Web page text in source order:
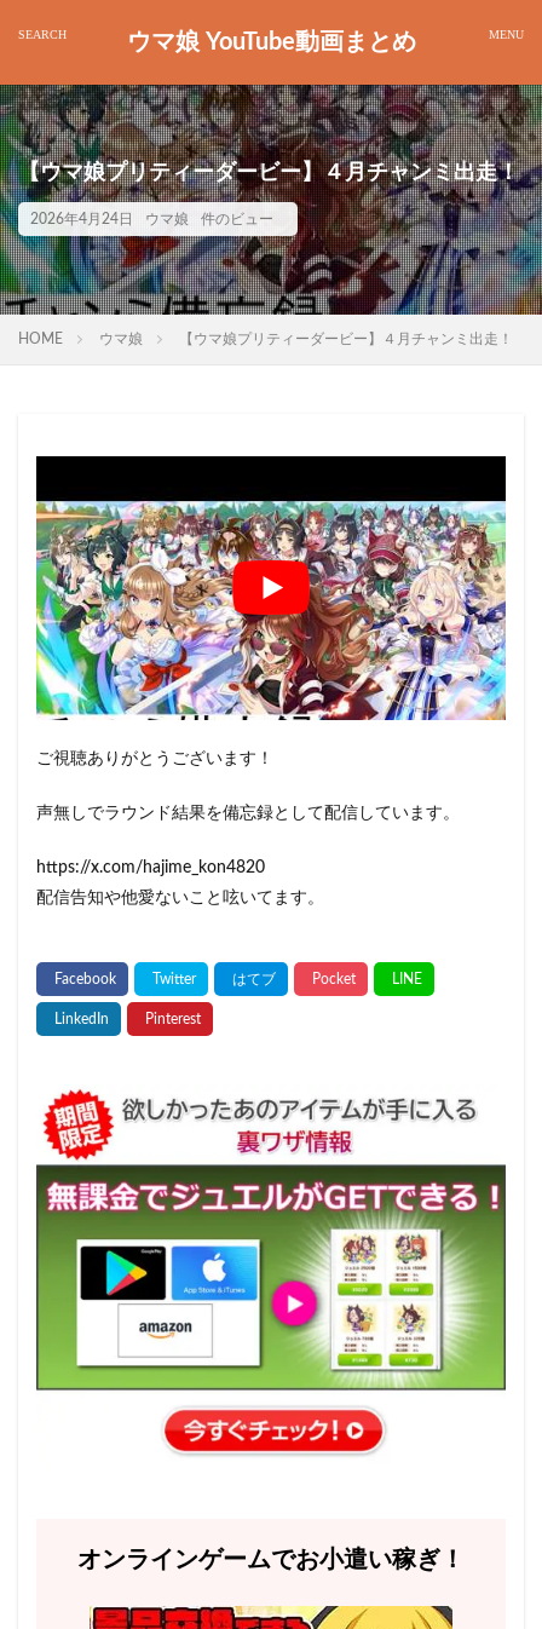
ウマ娘 YouTube動画まとめ
【ウマ娘プリティーダービー】４月チャンミ出走！
2026年4月24日 ウマ娘 件のビュー
HOME ウマ娘 【ウマ娘プリティーダービー】４月チャンミ出走！
ご視聴ありがとうございます！
声無しでラウンド結果を備忘録として配信しています。
https://x.com/hajime_kon4820
配信告知や他愛ないこと呟いてます。
オンラインゲームでお小遣い稼ぎ！